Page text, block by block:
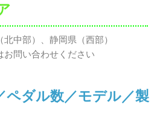
中部）、静岡県（西部）
問い合わせください
ペダル数／モデル／製